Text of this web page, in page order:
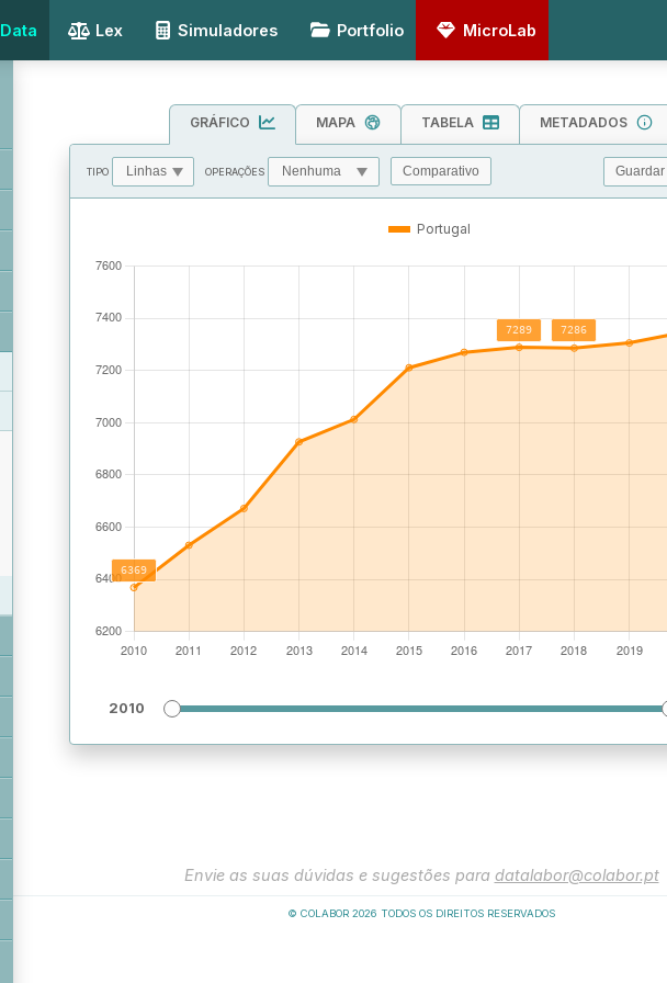
Data Lex Simuladores Portfolio MicroLab
GRÁFICO MAPA TABELA METADADOS
TIPO OPERAÇÕES Comparativo Guardar
Portugal
2010
Envie as suas dúvidas e sugestões para datalabor@colabor.pt
© COLABOR 2026 TODOS OS DIREITOS RESERVADOS